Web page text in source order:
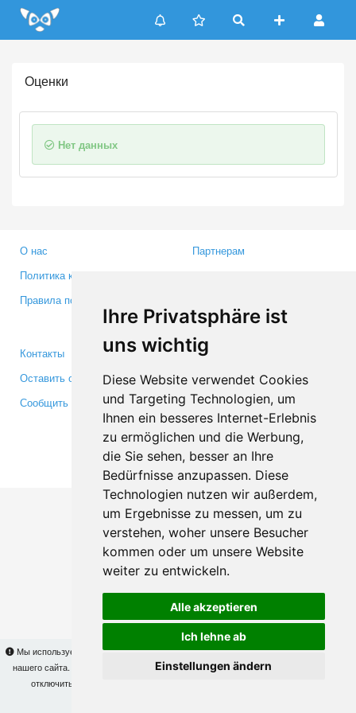
Ihre Privatsphäre ist
uns wichtig
Diese Website verwendet Cookies
und Targeting Technologien, um
Ihnen ein besseres Internet-Erlebnis
zu ermöglichen und die Werbung,
die Sie sehen, besser an Ihre
Bedürfnisse anzupassen. Diese
Technologien nutzen wir außerdem,
um Ergebnisse zu messen, um zu
verstehen, woher unsere Besucher
kommen oder um unsere Website
weiter zu entwickeln.
Alle akzeptieren
Ich lehne ab
Einstellungen ändern
Update cookies preferences
Мы используем cookies для того, чтобы Вы могли использовать весь функционал
нашего сайта. На
Вы сможете узнать подробности и, при желании,
отключить использование cookies. Продолжая пользоваться сайтом, Вы
Оценки
Нет данных
О нас
Политика конфиденциальности
Правила пользования
Партнерам
Медиа
Контакты
Оставить отзыв
Сообщить об ошибке
Facebook
Twitter
YouTube
Google+
Makis© Copyright 2026